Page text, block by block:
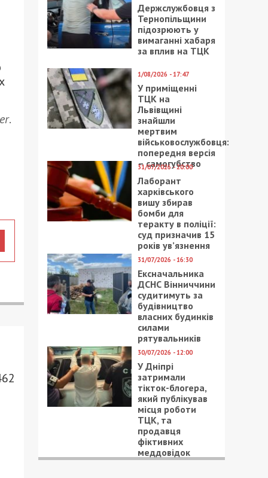
.
Держслужбовця з
Тернопільщини
підозрюють у
вимаганні хабаря
за вплив на ТЦК
1/08/2026 - 17:47
У приміщенні
ТЦК на
Львівщині
знайшли
мертвим
військовослужбовця:
попередня версія
– самогубство
31/07/2026 - 20:00
Лаборант
харківського
вишу збирав
бомби для
теракту в поліції:
суд призначив 15
років ув’язнення
31/07/2026 - 16:30
Ексначальника
ДСНС Вінниччини
судитимуть за
будівництво
власних будинків
силами
рятувальників
30/07/2026 - 12:00
У Дніпрі
затримали
тікток-блогера,
який публікував
місця роботи
ТЦК, та
продавця
фіктивних
меддовідок